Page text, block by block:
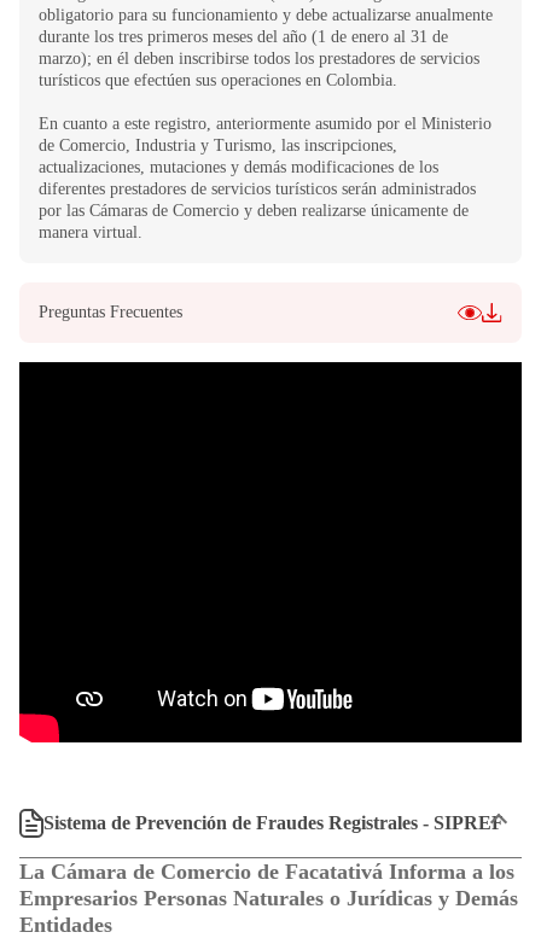
obligatorio para su funcionamiento y debe actualizarse anualmente
durante los tres primeros meses del año (1 de enero al 31 de
marzo); en él deben inscribirse todos los prestadores de servicios
turísticos que efectúen sus operaciones en Colombia.
En cuanto a este registro, anteriormente asumido por el Ministerio
de Comercio, Industria y Turismo, las inscripciones,
actualizaciones, mutaciones y demás modificaciones de los
diferentes prestadores de servicios turísticos serán administrados
por las Cámaras de Comercio y deben realizarse únicamente de
manera virtual.
Preguntas Frecuentes
Sistema de Prevención de Fraudes Registrales - SIPREF
La Cámara de Comercio de Facatativá Informa a los
Empresarios Personas Naturales o Jurídicas y Demás
Entidades